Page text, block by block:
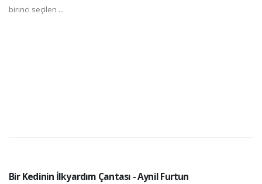
birinci seçilen ...
Bir Kedinin İlkyardım Çantası - Aynil Furtun